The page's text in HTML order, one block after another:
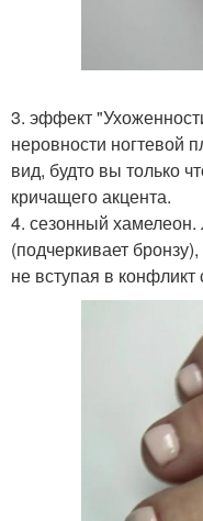
3. эффект
неровности ногтевой
вид, будто вы только
кричащего акцента.
4. сезонный хамелеон.
(подчеркивает
не вступая в